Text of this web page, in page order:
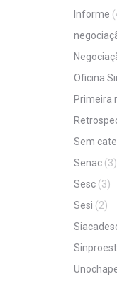
Informe
Oficina
Primeira
Sem
Senac (3)
Sesc (3)
Sesi (2)